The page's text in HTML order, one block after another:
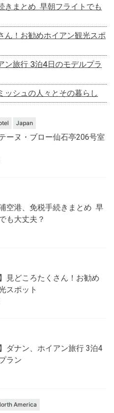
きまとめ 早朝フライトでも
ん！お勧めホイアン観光スポ
ン旅行 3泊4日のモデルプラ
ッシュの人々とその暮らし
Japan
ーヌ・ブロー仙石亭206号室
浦空港、免税手続きまとめ 早
も大丈夫？
見どころたくさん！お勧め
スポット
ダナン、ホイアン旅行 3泊4
ラン
America